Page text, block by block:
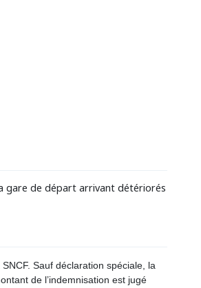
gare de départ arrivant détériorés
Sauf déclaration spéciale, la
de l’indemnisation est jugé